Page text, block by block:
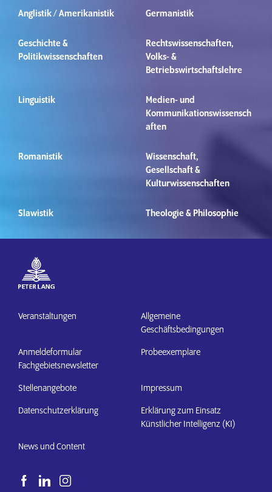
Anglistik / Amerikanistik Germanistik
Geschichte &
Politikwissenschaften
Rechtswissenschaften,
Volks- &
Betriebswirtschaftslehre
Linguistik
Medien- und
Kommunikationswissensch
aften
Romanistik
Wissenschaft,
Gesellschaft &
Kulturwissenschaften
Slawistik Theologie & Philosophie
Veranstaltungen
Anmeldeformular
Fachgebietsnewsletter
Stellenangebote
Datenschutzerklärung
News und Content
Allgemeine
Geschäftsbedingungen
Probeexemplare
Impressum
Erklärung zum Einsatz
Künstlicher Intelligenz (KI)